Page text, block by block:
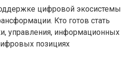
цифровой экосистемы
Кто готов стать
управления, информационных
позициях